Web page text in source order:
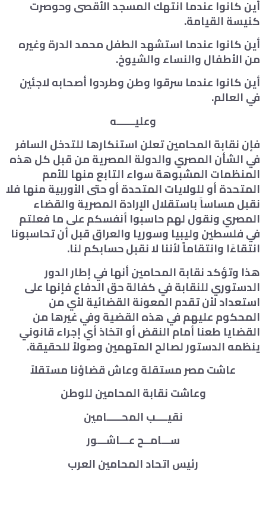
أين كانوا عندما انتهك المسجد الأقصى وحوصرت
كنيسة القيامة.
أين كانوا عندما استشهد الطفل محمد الدرة وغيره
من الأطفال والنساء والشيوخ.
أين كانوا عندما سرقوا وطن وطردوا أصحابه لاجئين
في العالم.
وعليــــــه
فإن نقابة المحامين تعلن استنكارها للتدخل السافر
في الشأن المصري والدولة المصرية من قبل كل هذه
المنظمات المشبوهة سواء التابع منها للأمم
المتحدة أو للولايات المتحدة أو حتى الأوربية منها فلا
نقبل مساساً باستقلال الإرادة المصرية والقضاء
المصري ونقول لهم حاسبوا أنفسكم على ما فعلتم
في فلسطين وليبيا وسوريا والعراق قبل أن تحاسبونا
انتقاءًا وانتقاماً لأننا لا نقبل حسابكم لنا.
هذا وتؤكد نقابة المحامين أنها في إطار الدور
الدستوري للنقابة في كفالة حق الدفاع فإنها على
استعداد لأن تقدم المعونة القضائية لأي من
المحكوم عليهم في هذه القضية وفي غيرها من
القضايا طعنا أمام النقض أو اتخاذ أي إجراء قانوني
ينظمه الدستور لصالح المتهمين وصولاً للحقيقة.
عاشت مصر مستقلة وعاش قضاؤنا مستقلاً
وعاشت نقابة المحامين للوطن
نقيــــب المحـــــامين
ســـامــح عـــاشـــور
رئيس اتحاد المحامين العرب